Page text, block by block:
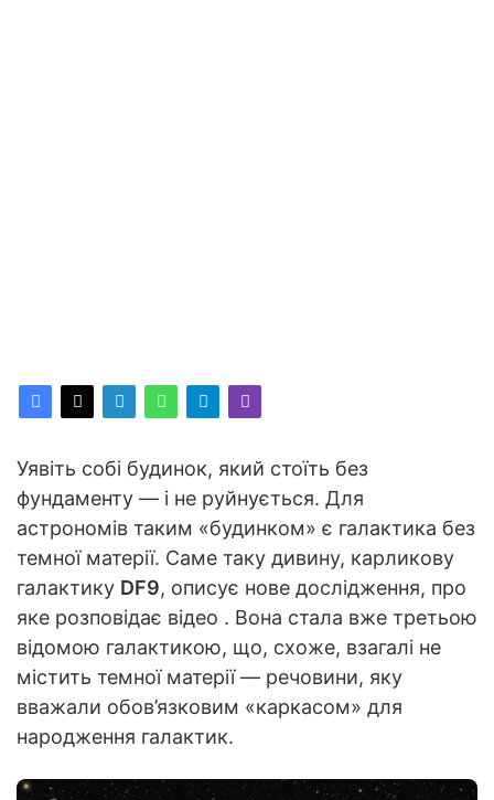
Уявіть собі будинок, який стоїть без
фундаменту — і не руйнується. Для
астрономів таким «будинком» є галактика без
темної матерії. Саме таку дивину, карликову
галактику DF9, описує нове дослідження, про
яке розповідає відео . Вона стала вже третьою
відомою галактикою, що, схоже, взагалі не
містить темної матерії — речовини, яку
вважали обов’язковим «каркасом» для
народження галактик.